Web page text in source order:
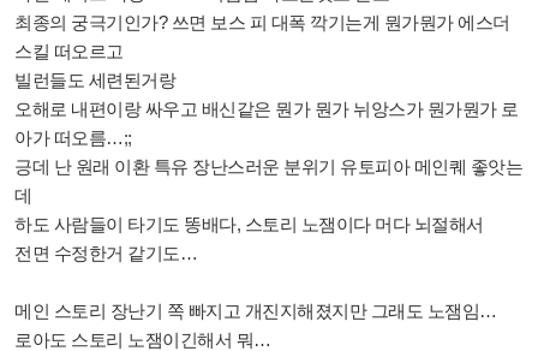
최종의 궁극기인가? 쓰면 보스 피 대폭 깍기는게 뭔가뭔가 에스더
스킬 떠오르고
빌런들도 세련된거랑
오해로 내편이랑 싸우고 배신같은 뭔가 뭔가 뉘앙스가 뭔가뭔가 로
아가 떠오름…;;
긍데 난 원래 이환 특유 장난스러운 분위기 유토피아 메인퀘 좋앗는
데
하도 사람들이 타기도 똥배다, 스토리 노잼이다 머다 뇌절해서
전면 수정한거 같기도…
메인 스토리 장난기 쪽 빠지고 개진지해졌지만 그래도 노잼임…
로아도 스토리 노잼이긴해서 뭐…